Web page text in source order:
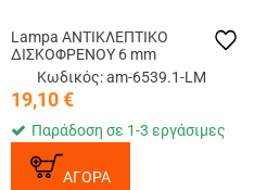
Lampa ΑΝΤΙΚΛΕΠΤΙΚΟ
ΔΙΣΚΟΦΡΕΝΟΥ 6 mm
Κωδικός: am-6539.1-LM
19,10€
Παράδοση σε 1-3 εργάσιμες
ΑΓΟΡΑ